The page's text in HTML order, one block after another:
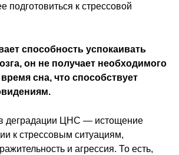
подготовиться к стрессовой
способность успокаивать
он не получает необходимого
сна, что способствует
деградации ЦНС — истощение
к стрессовым ситуациям,
и агрессия. То есть,